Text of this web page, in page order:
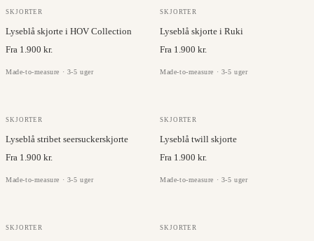
JC COLLECTION
SKJORTER
Lyseblå skjorte i HOV Collection
Fra 1.900 kr.
Made-to-measure · 3-5 uger
RUKI
SKJORTER
Lyseblå skjorte i Ruki
Fra 1.900 kr.
Made-to-measure · 3-5 uger
SKJORTER
Lyseblå stribet seersuckerskjorte
Fra 1.900 kr.
Made-to-measure · 3-5 uger
RUKI
SKJORTER
Lyseblå twill skjorte
Fra 1.900 kr.
Made-to-measure · 3-5 uger
JC COLLECTION
SKJORTER RUKI
SKJORTER